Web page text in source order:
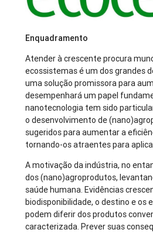
Enquadramento
Atender à crescente procura
ecossistemas é um dos grandes
uma solução promissora para
desempenhará um papel
nanotecnologia tem sido
o desenvolvimento de
sugeridos para aumentar a
tornando-os atraentes para
A motivação da indústria, no
dos (nano)agroprodutos,
saúde humana. Evidências
biodisponibilidade, o destino e
podem diferir dos produtos
caracterizada. Prever suas